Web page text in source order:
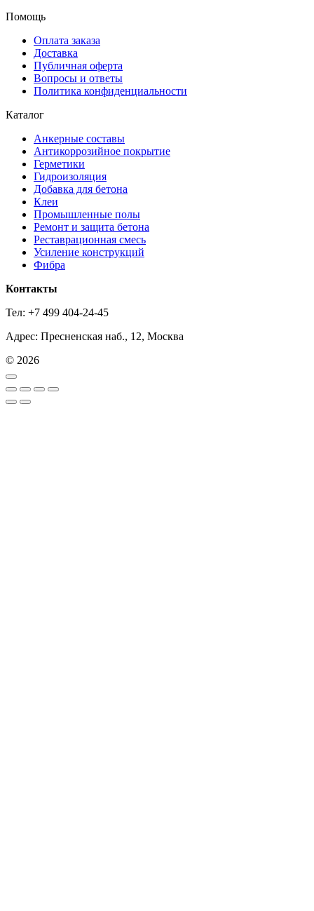
Помощь
Оплата заказа
Доставка
Публичная оферта
Вопросы и ответы
Политика конфиденциальности
Каталог
Анкерные составы
Антикоррозийное покрытие
Герметики
Гидроизоляция
Добавка для бетона
Клеи
Промышленные полы
Ремонт и защита бетона
Реставрационная смесь
Усиление конструкций
Фибра
Контакты
Тел: +7 499 404-24-45
Адрес: Пресненская наб., 12, Москва
© 2026